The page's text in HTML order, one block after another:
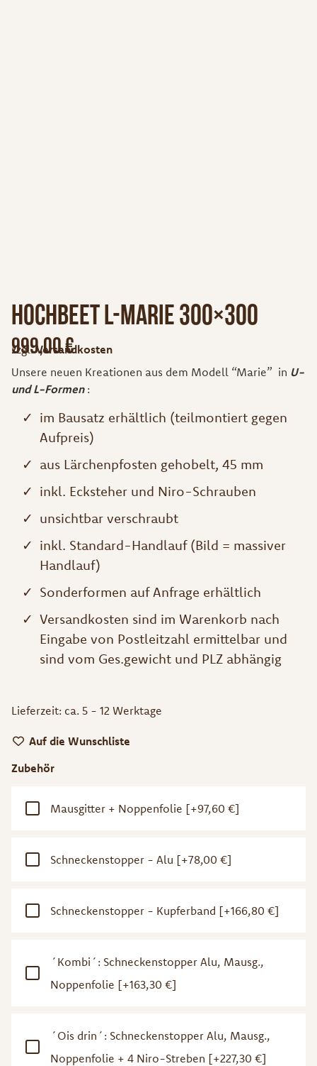
Hochbeet L-Marie 300×300
999,00€
zzgl.Versandkosten
Unsere neuen Kreationen aus dem Modell “Marie” in U-
und L-Formen:
im Bausatz erhältlich (teilmontiert gegen
Aufpreis)
aus Lärchenpfosten gehobelt, 45 mm
inkl. Ecksteher und Niro-Schrauben
unsichtbar verschraubt
inkl. Standard-Handlauf (Bild = massiver
Handlauf)
Sonderformen auf Anfrage erhältlich
Versandkosten sind im Warenkorb nach
Eingabe von Postleitzahl ermittelbar und
sind vom Ges.gewicht und PLZ abhängig
Lieferzeit: ca. 5 - 12 Werktage
Auf die Wunschliste
Zubehör
Mausgitter + Noppenfolie [+97,60 €]
Schneckenstopper - Alu [+78,00 €]
Schneckenstopper - Kupferband [+166,80 €]
´Kombi´: Schneckenstopper Alu, Mausg.,
Noppenfolie [+163,30 €]
´Ois drin´: Schneckenstopper Alu, Mausg.,
Noppenfolie + 4 Niro-Streben [+227,30 €]